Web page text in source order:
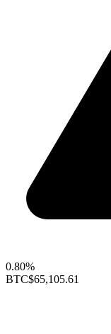
0.80%
BTC$65,105.61